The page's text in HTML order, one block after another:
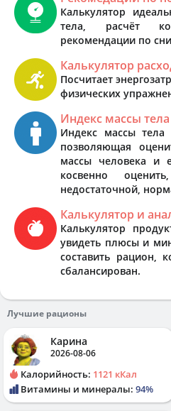
Калькулятор
тела, расчёт
рекомендации по
Калькулятор
Посчитает
физических
Индекс массы тела
Индекс массы
позволяющая
массы человека и
косвенно
недостаточной,
Калькулятор и
Калькулятор
увидеть плюсы и
составить рацион,
сбалансирован.
Лучшие рационы
Карина
2026-08-06
Калорийность: 1121 кКал
Витамины и минералы: 94%